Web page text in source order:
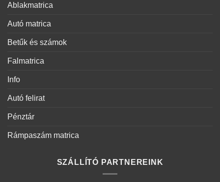
Ablakmatrica
Autó matrica
Betűk és számok
Falmatrica
Info
Autó felirat
Pénztár
Rámpaszám matrica
SZÁLLÍTÓ PARTNEREINK